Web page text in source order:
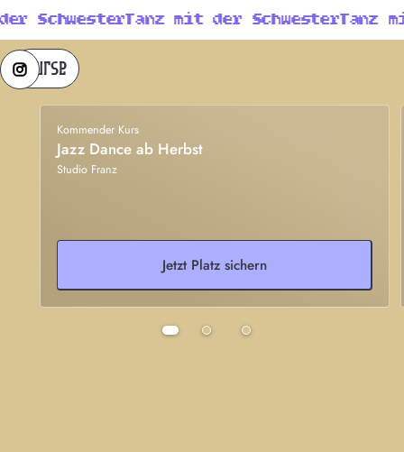
SchwesterTanz mit der SchwesterTanz
Kurse
Kommender Kurs
Jazz Dance ab Herbst
Studio Franz
Jetzt Platz sichern